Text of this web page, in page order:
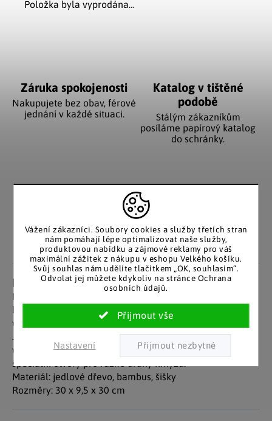
Vážení zákazníci. Soubory cookies a služby třetích stran
nám pomáhají lépe optimalizovat naše služby,
produktovou nabídku a zájmové reklamy pro váš
maximální zážitek z nákupu v eshopu Velkého košíku.
Svůj souhlas nám udělíte tlačítkem „OK, souhlasím“.
Odvolat jej můžete kdykoliv na stránce Ochrana
osobních údajů.
Nastavení
Položka byla vyprodána…
Záruka spokojenosti
Nakupujete bez obav, férové
jednání v každé situaci.
Katalog v tištěné
podobě
Stálým zákazníkům
posíláme papírový katalog
do schránky.
nasbírali stovky tisíc
spokojených zákazníků.
Z českých skladů pro české
zákazníky. Značkové zboží
se zárukou původu.
Detailní popis produktu
Hmyzí hotel je nejlepší pověsit poblíž stromů, keřů nebo
bylin, nejlépe na slunných místech chráněných před
větrem a deštěm. Uvidíte, jak rychle se hmyz nastěhuje.
Je to ideální útočiště, úkryt a hnízdiště pro hmyz ve
vašem domácím biotopu. Každé patro hotelu má
speciální otvory pro různé druhy hmyzu.
Materiál: jedlové dřevo, bambus, šišky
Rozměry: 30 x 9,5 x 30 cm